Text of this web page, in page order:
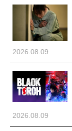
2026.08.09
2026.08.09